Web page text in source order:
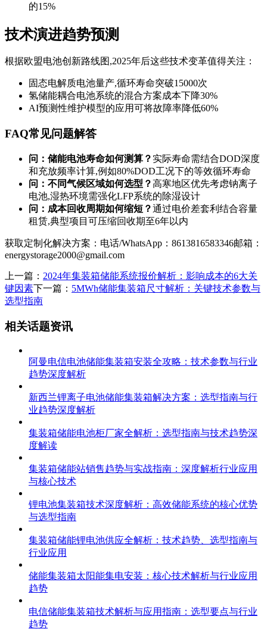
的15%
技术演进趋势预测
根据欧盟电池创新路线图,2025年后这些技术变革值得关注：
固态电解质电池量产,循环寿命突破15000次
氢储能耦合电池系统的混合方案成本下降30%
AI预测性维护模型的应用可将故障率降低60%
FAQ常见问题解答
问：储能电池寿命如何测算？ 实际寿命需结合DOD深度
和充放频率计算,例如80%DOD工况下的等效循环寿命
问：不同气候区域如何选型？高寒地区优先考虑钠离子
电池,湿热环境需强化LFP系统的除湿设计
问：成本回收周期如何缩短？通过电价差套利结合容量
租赁,典型项目可压缩回收期至6年以内
获取定制化解决方案：电话/WhatsApp：8613816583346邮箱：
energystorage2000@gmail.com
上一篇： 2024年集装箱储能系统报价解析：影响成本的6大关
键因素下一篇： 5MWh储能集装箱尺寸解析：关键技术参数与
选型指南
相关话题资讯
阿曼电信电池储能集装箱安装全攻略：技术参数与行业
趋势深度解析
新西兰锂离子电池储能集装箱解决方案：选型指南与行
业趋势深度解析
集装箱储能电池柜厂家全解析：选型指南与技术趋势深
度解读
集装箱储能站销售趋势与实战指南：深度解析行业应用
与核心技术
锂电池集装箱技术深度解析：高效储能系统的核心优势
集装箱储能锂电池供应全解析：技术趋势、选型指南与
储能集装箱太阳能集电安装：核心技术解析与行业应用
电信储能集装箱技术解析与应用指南：选型要点与行业